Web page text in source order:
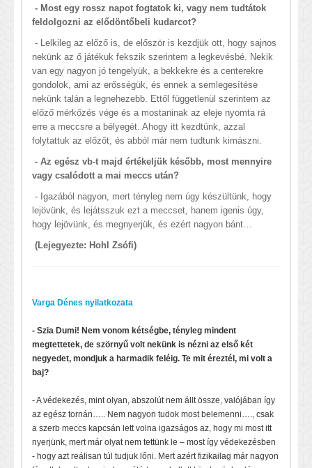
- Most egy rossz napot fogtatok ki, vagy nem tudtátok
feldolgozni az elődöntőbeli kudarcot?
- Lelkileg az előző is, de először is kezdjük ott, hogy sajnos
nekünk az ő játékuk fekszik szerintem a legkevésbé. Nekik
van egy nagyon jó tengelyük, a bekkekre és a centerekre
gondolok, ami az erősségük, és ennek a semlegesítése
nekünk talán a legnehezebb. Ettől függetlenül szerintem az
előző mérkőzés vége és a mostaninak az eleje nyomta rá
erre a meccsre a bélyegét. Ahogy itt kezdtünk, azzal
folytattuk az előzőt, és abból már nem tudtunk kimászni.
- Az egész vb-t majd értékeljük később, most mennyire
vagy csalódott a mai meccs után?
- Igazából nagyon, mert tényleg nem úgy készültünk, hogy
lejövünk, és lejátsszuk ezt a meccset, hanem igenis úgy,
hogy lejövünk, és megnyerjük, és ezért nagyon bánt…
(Lejegyezte: Hohl Zsófi)
Varga Dénes nyilatkozata
- Szia Dumi! Nem vonom kétségbe, tényleg mindent
megtettetek, de szörnyű volt nekünk is nézni az első két
negyedet, mondjuk a harmadik feléig. Te mit éreztél, mi volt a
baj?
- A védekezés, mint olyan, abszolút nem állt össze, valójában így
az egész tornán….. Nem nagyon tudok most belemenni…., csak
a szerb meccs kapcsán lett volna igazságos az, hogy mi most itt
nyerjünk, mert már olyat nem tettünk le – most így védekezésben
- hogy azt reálisan túl tudjuk lőni. Mert azért fizikailag már nagyon